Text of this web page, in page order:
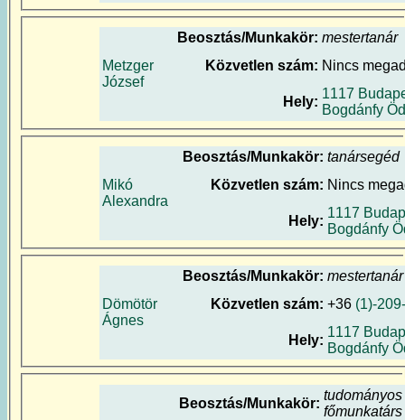
Metzger
József
Beosztás/Munkakör: mestertanár
Közvetlen szám: Nincs
Hely:
1117
Bogdánfy
Mikó
Alexandra
Beosztás/Munkakör: tanársegéd
Közvetlen szám: Nincs
Hely:
1117
Bogdánfy
Dömötör
Ágnes
Beosztás/Munkakör: mestertanár
Közvetlen szám: +36 (1)-
Hely:
1117
Bogdánfy
Beosztás/Munkakör:
tudományos
főmunkatárs